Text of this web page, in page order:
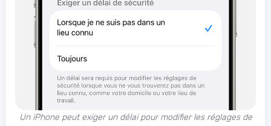
Un iPhone peut exiger un délai pour modifier les réglages de